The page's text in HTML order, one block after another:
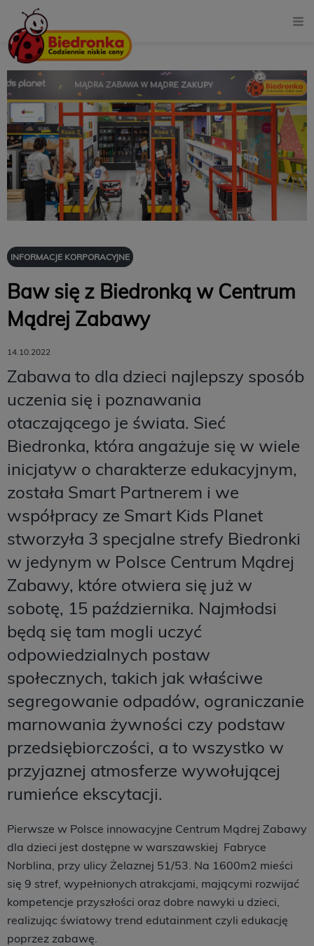
INFORMACJE KORPORACYJNE
Baw się z Biedronką w Centrum
Mądrej Zabawy
14.10.2022
Zabawa to dla dzieci najlepszy sposób
uczenia się i poznawania
otaczającego je świata. Sieć
Biedronka, która angażuje się w wiele
inicjatyw o charakterze edukacyjnym,
została Smart Partnerem i we
współpracy ze Smart Kids Planet
stworzyła 3 specjalne strefy Biedronki
w jedynym w Polsce Centrum Mądrej
Zabawy, które otwiera się już w
sobotę, 15 października. Najmłodsi
będą się tam mogli uczyć
odpowiedzialnych postaw
społecznych, takich jak właściwe
segregowanie odpadów, ograniczanie
marnowania żywności czy podstaw
przedsiębiorczości, a to wszystko w
przyjaznej atmosferze wywołującej
rumieńce ekscytacji.
Pierwsze w Polsce innowacyjne Centrum Mądrej Zabawy
dla dzieci jest dostępne w warszawskiej Fabryce
Norblina, przy ulicy Żelaznej 51/53. Na 1600m2 mieści
się 9 stref, wypełnionych atrakcjami, mającymi rozwijać
kompetencje przyszłości oraz dobre nawyki u dzieci,
realizując światowy trend edutainment czyli edukację
poprzez zabawę.